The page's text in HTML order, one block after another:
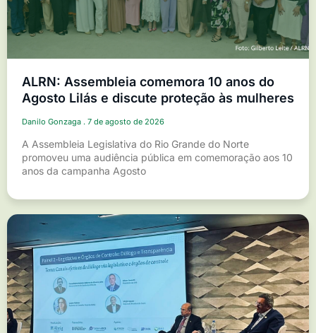
ALRN: Assembleia comemora 10 anos do
Agosto Lilás e discute proteção às mulheres
Danilo Gonzaga 7 de agosto de 2026
A Assembleia Legislativa do Rio Grande do Norte
promoveu uma audiência pública em comemoração aos 10
anos da campanha Agosto